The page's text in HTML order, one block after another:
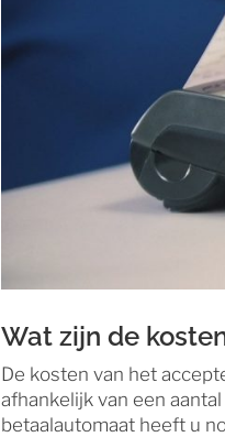
Wat zijn de
De kosten van het
afhankelijk van een
betaalautomaat heeft u